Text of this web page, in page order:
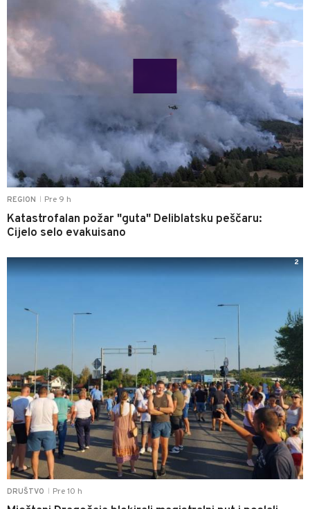
REGION Pre 9 h
Katastrofalan požar "guta" Deliblatsku peščaru:
Cijelo selo evakuisano
DRUŠTVO Pre 10 h
2